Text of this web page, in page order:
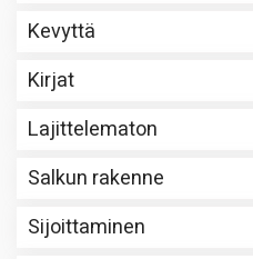
Kevyttä
Kirjat
Lajittelematon
Salkun rakenne
Sijoittaminen